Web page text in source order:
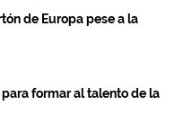
de Europa pese a la
formar al talento de la